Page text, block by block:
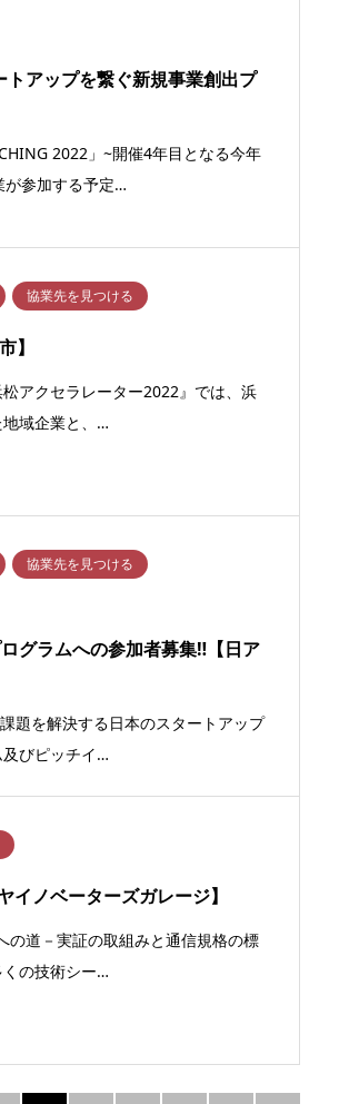
アップを繋ぐ新規事業創出プ
2022」~開催4年目となる今年
が参加する予定…
協業先を見つける
】
アクセラレーター2022』では、浜
域企業と、…
協業先を見つける
グラムへの参加者募集‼【日ア
題を解決する日本のスタートアップ
びピッチイ…
ノベーターズガレージ】
道－実証の取組みと通信規格の標
の技術シー…